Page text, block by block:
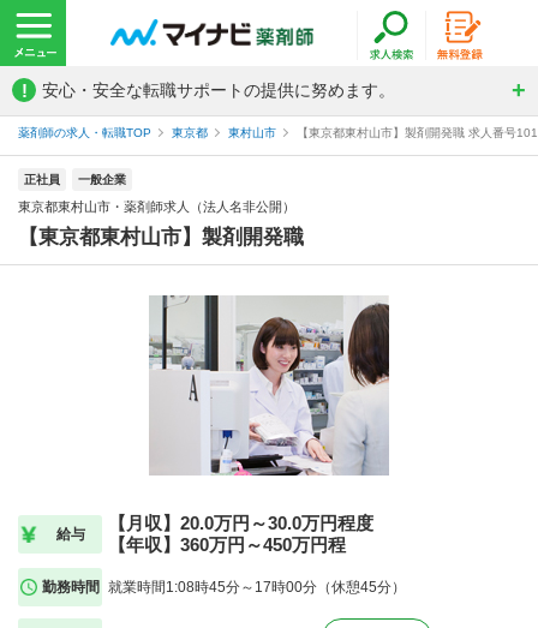
! 安心・安全な転職サポートの提供に努めます。
薬剤師の求人・転職TOP 東京都 東村山市 【東京都東村山市】製剤開発職 求人番号
正社員 一般企業
東京都東村山市・薬剤師求人（法人名非公開）
【東京都東村山市】製剤開発職
給与
【月収】20.0万円～30.0万円程度
【年収】360万円～450万円程
勤務時間 就業時間1:08時45分～17時00分（休憩45分）